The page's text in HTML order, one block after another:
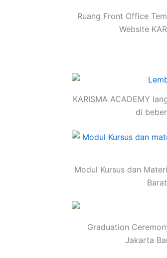
Ruang Front Office
Website
KARISMA ACADEMY
di
Modul Kursus dan
Graduation
Jakarta